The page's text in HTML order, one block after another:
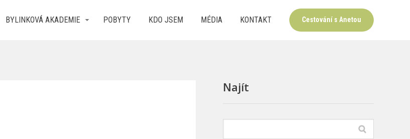
BYLINKOVÁ AKADEMIE POBYTY KDO JSEM MÉDIA KONTAKT Cestování s Anetou
Najít